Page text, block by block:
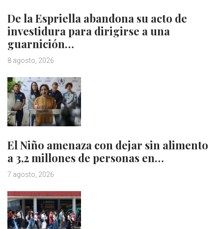
De la Espriella abandona su acto de
investidura para dirigirse a una
guarnición…
8 agosto, 2026
El Niño amenaza con dejar sin alimento
a 3,2 millones de personas en…
7 agosto, 2026